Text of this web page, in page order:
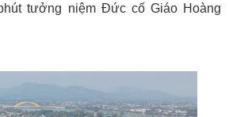
tưởng niệm Đức cố Giáo Hoàng